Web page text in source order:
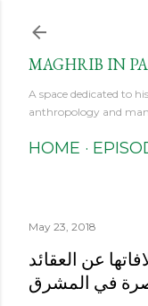
MAGHRIB IN
A space dedicated to
anthropology and
HOME
May 23, 2018
عن العقائد
في المشرق